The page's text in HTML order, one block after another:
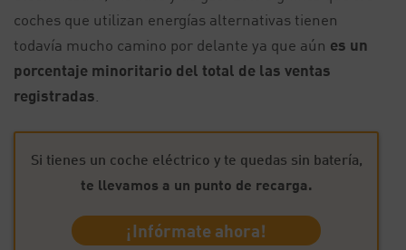
coches que utilizan energías alternativas tienen
todavía mucho camino por delante ya que aún es un
porcentaje minoritario del total de las ventas
registradas
Si tienes un coche eléctrico y te quedas sin batería,
te llevamos a un punto de recarga.
¡Infórmate ahora!